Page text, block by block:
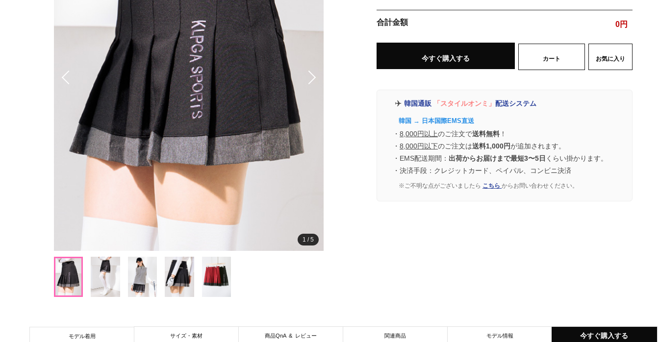
1 /5
合計金額 0円
今すぐ購入する カート お気に入り
✈️ 韓国通販 「スタイルオンミ」 配送システム
韓国 → 日本国際EMS直送
・ 8,000円以上のご注文で送料無料 ！
・ 8,000円以下のご注文は送料1,000円が追加されます。
・EMS配送期間： 出荷からお届けまで最短3〜5日 くらい掛かります。
・決済手段：クレジットカード、ペイパル、コンビニ決済
※ご不明な点がございましたら こちら からお問い合わせください。
モデル着用 サイズ・素材 商品QnA & レビュー 関連商品 モデル情報 今すぐ購入する